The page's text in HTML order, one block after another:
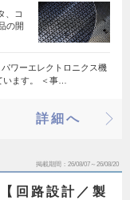
、コ
の開
ワーエレクトロニクス機
ます。 ＜事…
詳細へ
掲載期間 26/08/07～26/08/20
回路設計／製